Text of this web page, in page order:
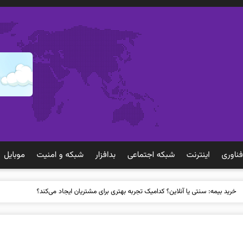
فناوری اينترنت شبكه اجتماعی بدافزار شبكه و امنيت موبايل
خرید بیمه: سنتی یا آنلاین؟ کدامیک تجربه بهتری برای مشتریان ایجاد می‌کند؟